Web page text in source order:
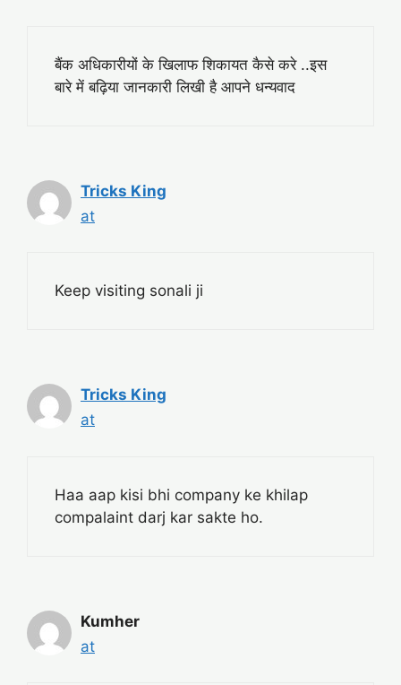
बैंक अधिकारीयों के खिलाफ शिकायत कैसे करे ..इस
बारे में बढ़िया जानकारी लिखी है आपने धन्यवाद
Tricks King
at
Keep visiting sonali ji
Tricks King
at
Haa aap kisi bhi company ke khilap
compalaint darj kar sakte ho.
Kumher
at